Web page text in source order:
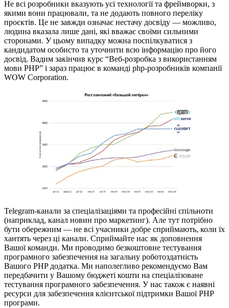
Не всі розробники вказують усі технології та фреймворки, з
якими вони працювали, та не додають повного переліку
проєктів. Це не завжди означає нестачу досвіду — можливо,
людина вказала лише дані, які вважає своїми сильними
сторонами. У цьому випадку можна поспілкуватися з
кандидатом особисто та уточнити всю інформацію про його
досвід. Вадим закінчив курс “Веб-розробка з використанням
мови РНР” і зараз працює в команді php-розробників компанії
WOW Corporation.
Telegram-канали за спеціалізаціями та професійні спільноти
(наприклад, канал новин про маркетинг). Але тут потрібно
бути обережним — не всі учасники добре сприймають, коли їх
хантять через ці канали. Сприймайте нас як доповнення
Вашої команди. Ми проводимо безкоштовне тестування
програмного забезпечення на загальну роботоздатність
Вашого PHP додатка. Ми наполегливо рекомендуємо Вам
передбачити у Вашому бюджеті кошти на спеціалізоване
тестування програмного забезпечення. У нас також є наявні
ресурси для забезпечення клієнтської підтримки Вашої PHP
програми.